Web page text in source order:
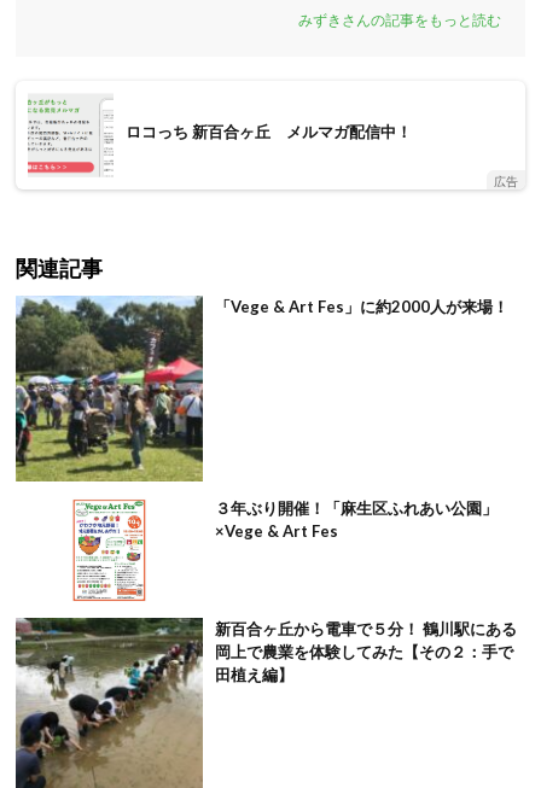
みずきさんの記事をもっと読む
ロコっち 新百合ヶ丘 メルマガ配信中！
広告
関連記事
「Vege & Art Fes」に約2000人が来場！
３年ぶり開催！「麻生区ふれあい公園」
×Vege & Art Fes
新百合ヶ丘から電車で５分！ 鶴川駅にある
岡上で農業を体験してみた【その２：手で
田植え編】